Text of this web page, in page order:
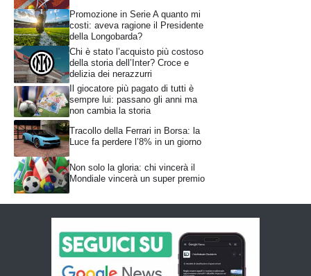
Promozione in Serie A quanto mi
costi: aveva ragione il Presidente
della Longobarda?
Chi è stato l’acquisto più costoso
della storia dell’Inter? Croce e
delizia dei nerazzurri
Il giocatore più pagato di tutti è
sempre lui: passano gli anni ma
non cambia la storia
Tracollo della Ferrari in Borsa: la
Luce fa perdere l’8% in un giorno
Non solo la gloria: chi vincerà il
Mondiale vincerà un super premio